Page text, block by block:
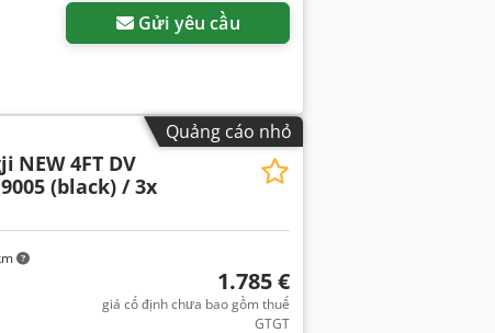
Gửi yêu cầu
Quảng cáo nhỏ
NEW 4FT DV
(black) / 3x
1.785 €
giá cố định chưa bao gồm thuế
GTGT